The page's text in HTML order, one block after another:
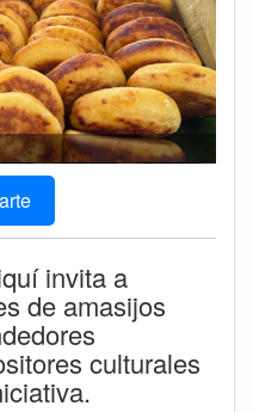
invita a
de amasijos
culturales